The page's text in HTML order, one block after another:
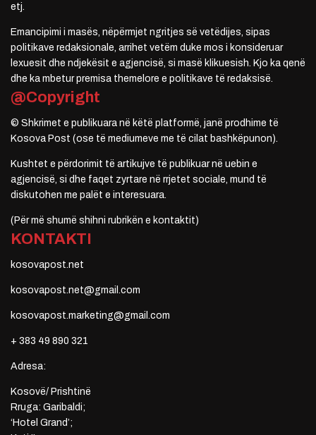
etj.
Emancipimi i masës, nëpërmjet ngritjes së vetëdijes, sipas
politikave redaksionale, arrihet vetëm duke mos i konsideruar
lexuesit dhe ndjekësit e agjencisë, si masë klikuesish. Kjo ka qenë
dhe ka mbetur premisa themelore e politikave të redaksisë.
@Copyright
© Shkrimet e publikuara në këtë platformë, janë prodhime të
Kosova Post (ose të mediumeve me të cilat bashkëpunon).
Kushtet e përdorimit të artikujve të publikuar në uebin e
agjencisë, si dhe faqet zyrtare në rrjetet sociale, mund të
diskutohen me palët e interesuara.
(Për më shumë shihni rubrikën e kontaktit)
KONTAKTI
kosovapost.net
kosovapost.net@gmail.com
kosovapost.marketing@gmail.com
+ 383 49 890 321
Adresa:
Kosovë/ Prishtinë
Rruga: Garibaldi;
‘Hotel Grand’;